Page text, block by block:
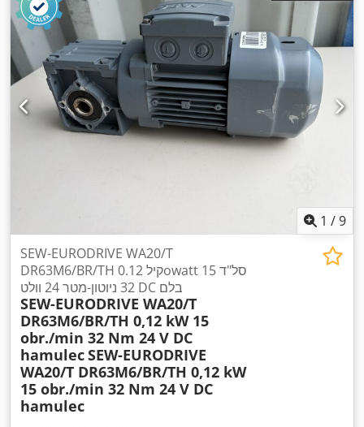
1 /9
SEW-EURODRIVE WA20/T
DR63M6/BR/TH 0.12 קילowatt 15 סל"ד
32 ניוטון-מטר 24 וולט DC בלם
SEW-EURODRIVE WA20/T
DR63M6/BR/TH 0,12 kW 15
obr./min 32 Nm 24 V DC
hamulecSEW-EURODRIVE
WA20/T DR63M6/BR/TH 0,12 kW
15 obr./min 32 Nm 24 V DC
hamulec